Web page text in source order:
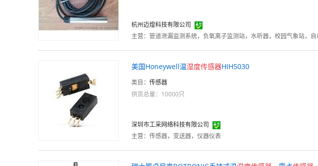
杭州迈煌科技有限公司
主营：
美国Honeywell温湿度传感器HIH5030
类目： 传感器
供货总量：10000只
深圳市工采网络科技有限公司
主营： 传感器，变送器，仪器仪表